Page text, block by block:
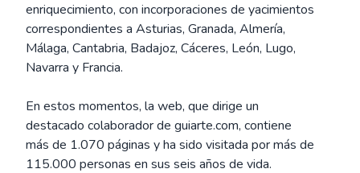
enriquecimiento, con incorporaciones de yacimientos
correspondientes a Asturias, Granada, Almería,
Málaga, Cantabria, Badajoz, Cáceres, León, Lugo,
Navarra y Francia.
En estos momentos, la web, que dirige un
destacado colaborador de guiarte.com, contiene
más de 1.070 páginas y ha sido visitada por más de
115.000 personas en sus seis años de vida.